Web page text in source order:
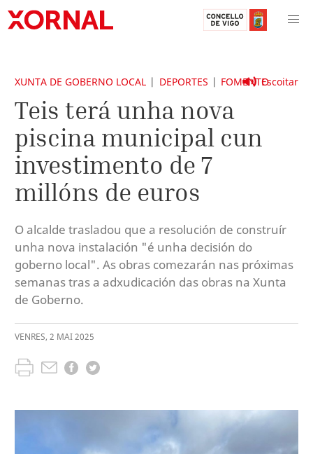
Escoitar
XUNTA DE GOBERNO LOCAL DEPORTES FOMENTO
Teis terá unha nova
piscina municipal cun
investimento de 7
millóns de euros
O alcalde trasladou que a resolución de construír
unha nova instalación "é unha decisión do
goberno local". As obras comezarán nas próximas
semanas tras a adxudicación das obras na Xunta
de Goberno.
VENRES, 2 MAI2025